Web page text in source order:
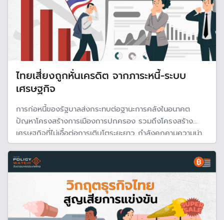
ไทยเสี่ยงถูกหั่นเครดิต จากภาระหนี้-ระบบ
เศรษฐกิจ
การก่อหนี้ของรัฐบาลส่งกระทบต่อฐานะการคลังในอนาคต
ปัญหาโครงสร้างการเมืองการปกครอง รวมถึงโครงสร้าง
เศรษฐกิจที่ไม่เอื้อต่อการเติบโตระยะยาว กำลังคุกคามความน่า
เชื่อถือของประเทศ SCB EIC มองว่ายังอาจทำให้ไทยถูกปรับ
ลดอันดับความน่าเชื่อถือ และจะส่งผลกระทบหนักหลายด้าน แนะ
รัฐบาลควรเร่งวางแผนระยะยาว